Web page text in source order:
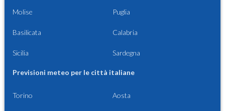
Molise Puglia
Basilicata Calabria
Sicilia Sardegna
Previsioni meteo per le città italiane
Torino Aosta